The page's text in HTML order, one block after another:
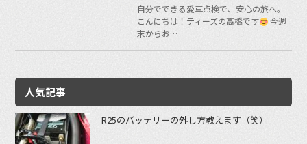
自分でできる愛車点検で、安心の旅へ。
こんにちは！ティーズの高橋です
今週
末からお…
人気記事
R25のバッテリーの外し方教えます（笑）